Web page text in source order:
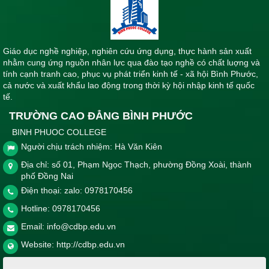
Giáo dục nghề nghiệp, nghiên cứu ứng dụng, thực hành sản xuất
nhằm cung ứng nguồn nhân lực qua đào tạo nghề có chất luợng và
tính cạnh tranh cao, phục vụ phát triển kinh tế - xã hội Bình Phước,
cả nước và xuất khẩu lao động trong thời kỳ hội nhập kinh tế quốc
tế.
TRƯỜNG CAO ĐẲNG BÌNH PHƯỚC
BINH PHUOC COLLEGE
Người chịu trách nhiệm: Hà Văn Kiên
Địa chỉ: số 01, Phạm Ngọc Thạch, phường Đồng Xoài, thành
phố Đồng Nai
Điện thoại: zalo: 0978170456
Hotline: 0978170456
Email: info@cdbp.edu.vn
Website: http://cdbp.edu.vn